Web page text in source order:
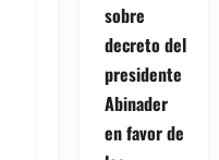
sobre
decreto del
presidente
Abinader
en favor de